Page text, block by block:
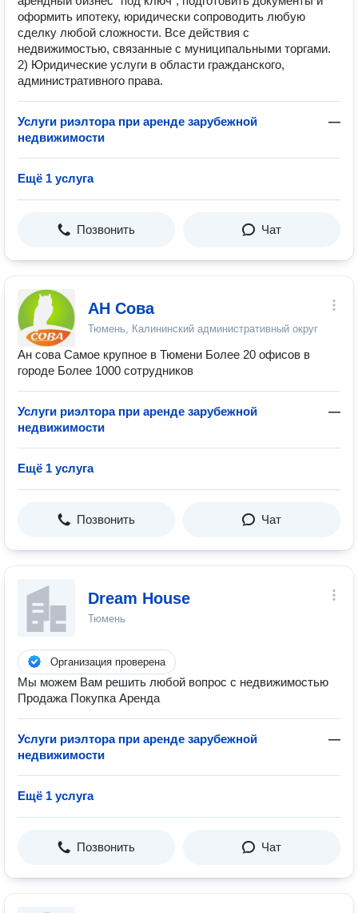
оформить ипотеку, юридически сопроводить любую
сделку любой сложности. Все действия с
недвижимостью, связанные с муниципальными торгами.
2) Юридические услуги в области гражданского,
административного права.
Услуги риэлтора при аренде зарубежной
недвижимости
—
Ещё 1 услуга
Позвонить Чат
АН Сова
Тюмень, Калининский административный округ
Ан сова Самое крупное в Тюмени Более 20 офисов в
городе Более 1000 сотрудников
Услуги риэлтора при аренде зарубежной
недвижимости
—
Ещё 1 услуга
Позвонить Чат
Dream House
Тюмень
Организация проверена
Мы можем Вам решить любой вопрос с недвижимостью
Продажа Покупка Аренда
Услуги риэлтора при аренде зарубежной
недвижимости
—
Ещё 1 услуга
Позвонить Чат